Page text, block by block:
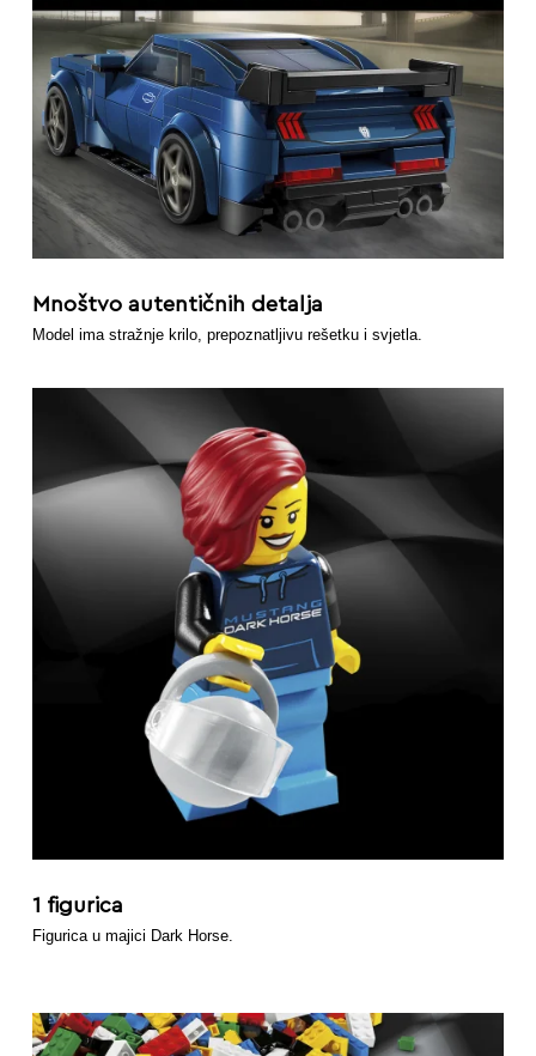
Mnoštvo autentičnih detalja
Model ima stražnje krilo, prepoznatljivu rešetku i svjetla.
1 figurica
Figurica u majici Dark Horse.